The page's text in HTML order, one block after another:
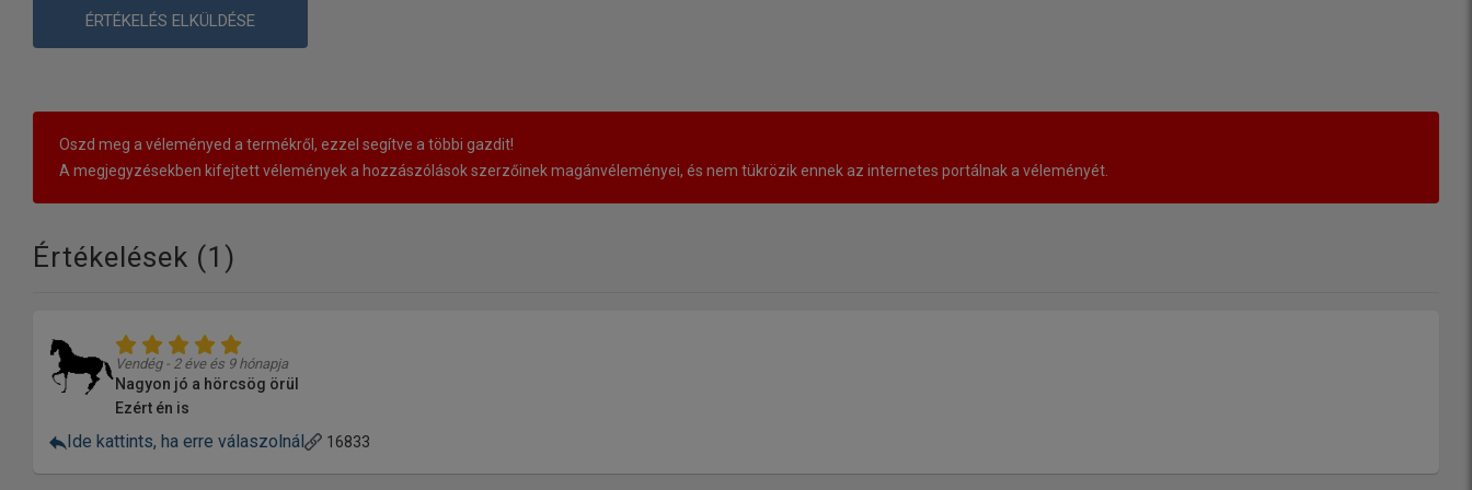
ÉRTÉKELÉS ELKÜLDÉSE
Oszd meg a véleményed a termékről, ezzel segítve a többi gazdit!
A megjegyzésekben kifejtett vélemények a hozzászólások szerzőinek magánvéleményei, és nem tükrözik ennek az internetes portálnak a véleményét.
Értékelések (1 )
Vendég - 2 éve és 9 hónapja
Nagyon jó a hörcsög örül
Ezért én is
Ide kattints, ha erre válaszolnál 16833